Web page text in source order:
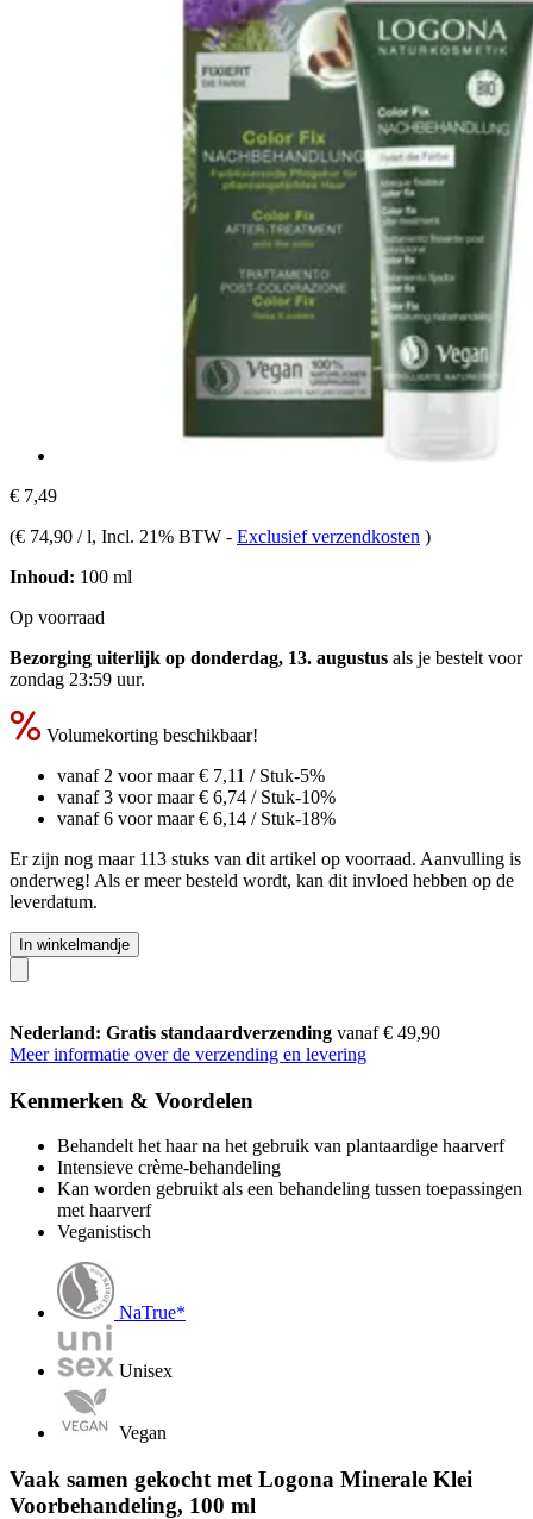
€ 7,49
(€ 74,90 / l, Incl. 21% BTW - Exclusief verzendkosten )
Inhoud: 100 ml
Op voorraad
Bezorging uiterlijk op donderdag, 13. augustus als je bestelt voor
zondag 23:59 uur.
Volumekorting beschikbaar!
vanaf 2 voor maar€ 7,11 / Stuk-5%
vanaf 3 voor maar€ 6,74 / Stuk-10%
vanaf 6 voor maar€ 6,14 / Stuk-18%
Er zijn nog maar 113 stuks van dit artikel op voorraad. Aanvulling is
onderweg! Als er meer besteld wordt, kan dit invloed hebben op de
leverdatum.
In winkelmandje
Nederland: Gratis standaardverzending vanaf € 49,90
Meer informatie over de verzending en levering
Kenmerken & Voordelen
Behandelt het haar na het gebruik van plantaardige haarverf
Intensieve crème-behandeling
Kan worden gebruikt als een behandeling tussen toepassingen
met haarverf
Veganistisch
NaTrue*
Unisex
Vegan
Vaak samen gekocht met Logona Minerale Klei
Voorbehandeling, 100 ml